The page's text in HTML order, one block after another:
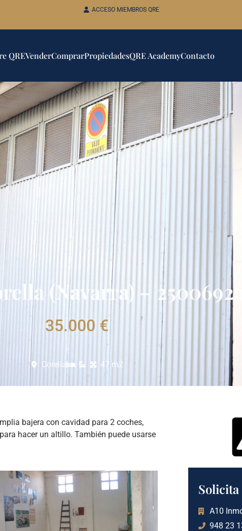
ACCESO MIEMBROS QRE
QREVenderComprarPropiedadesQRE AcademyContacto
(Navarra) –
35.000 €
Corella 47 m2
bajera con cavidad para 2 coches,
hacer un altillo. También puede usarse
A10
948 23